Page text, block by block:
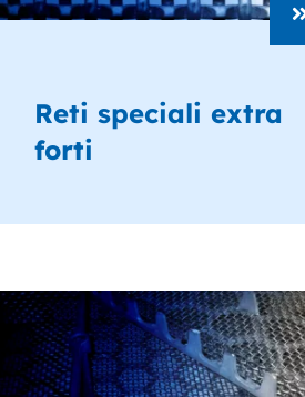
Reti speciali extra
forti